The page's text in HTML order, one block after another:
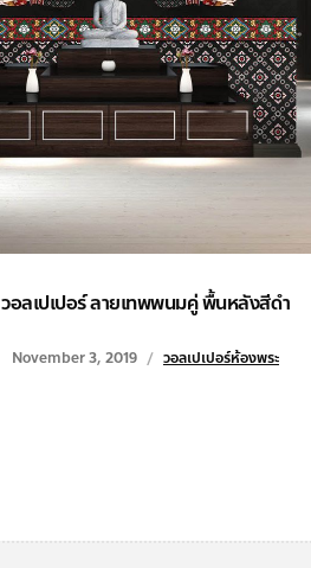
วอลเปเปอร์ ลายเทพพนมคู่ พื้นหลังสีดำ
November 3, 2019 วอลเปเปอร์ห้องพระ